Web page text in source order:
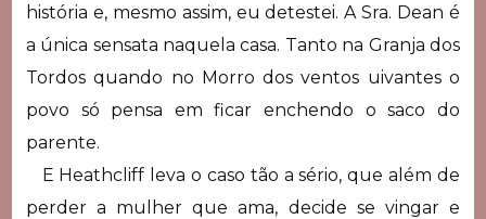
história e, mesmo assim, eu detestei. A Sra. Dean é
a única sensata naquela casa. Tanto na Granja dos
Tordos quando no Morro dos ventos uivantes o
povo só pensa em ficar enchendo o saco do
parente.
E Heathcliff leva o caso tão a sério, que além de
perder a mulher que ama, decide se vingar e